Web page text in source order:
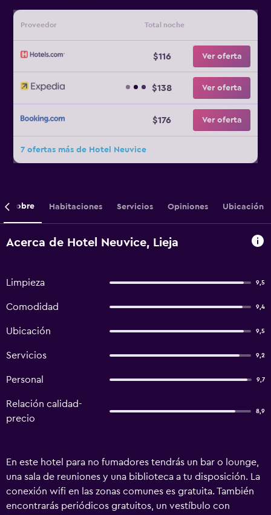
Proveedor Total noche
$116 Ver oferta
$138 Ver oferta
$176 Ver oferta
7 ofertas más de Hotel Neuvice
Sobre Habitaciones Servicios Opiniones Ubicación
Acerca de Hotel Neuvice, Lieja
Limpieza 9,5
Comodidad 9,4
Ubicación 9,5
Servicios 9,2
Personal 9,7
Relación calidad-
precio
8,9
En este hotel para no fumadores tendrás un bar o lounge,
una sala de reuniones y una biblioteca a tu disposición. La
conexión wifi en las zonas comunes es gratuita. También
encontrarás periódicos gratuitos, un vestíbulo con